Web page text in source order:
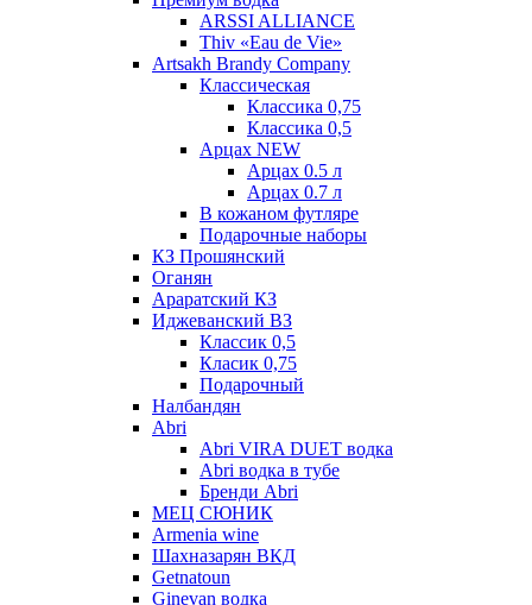
ARSSI ALLIANCE
Thiv «Eau de Vie»
Artsakh Brandy Company
Классическая
Классика 0,75
Классика 0,5
Арцах NEW
Арцах 0.5 л
Арцах 0.7 л
В кожаном футляре
Подарочные наборы
КЗ Прошянский
Оганян
Араратский КЗ
Иджеванский ВЗ
Классик 0,5
Класик 0,75
Подарочный
Налбандян
Abri
Abri VIRA DUET водка
Abri водка в тубе
Бренди Abri
МЕЦ СЮНИК
Armenia wine
Шахназарян ВКД
Getnatoun
Ginevan водка